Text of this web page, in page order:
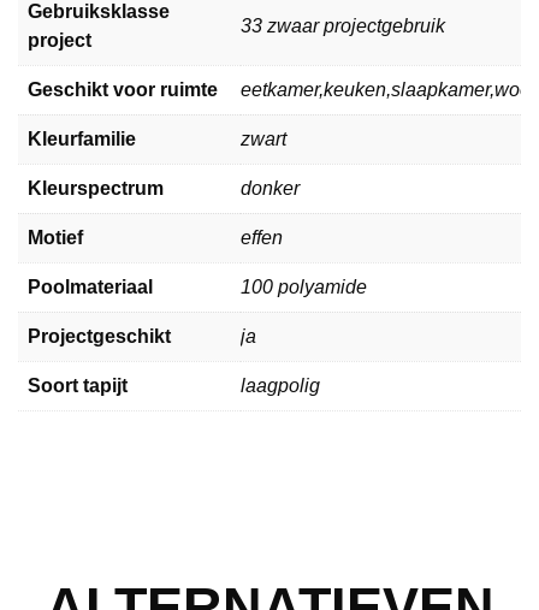
Gebruiksklasse
project
33 zwaar projectgebruik
Geschikt voor ruimte
Kleurfamilie zwart
Kleurspectrum donker
Motief effen
Poolmateriaal 100 polyamide
Projectgeschikt ja
Soort tapijt laagpolig